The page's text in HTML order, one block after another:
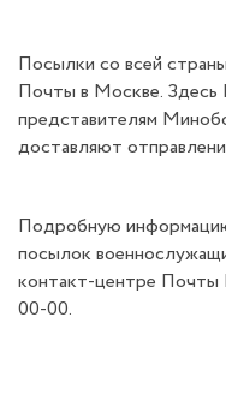
Посылки со всей
Почты в Москве. Здесь
представителям
доставляют
Подробную
посылок
контакт-центре Почты
00-00.